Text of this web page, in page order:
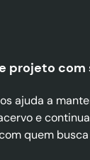
projeto com
ajuda a
e
quem